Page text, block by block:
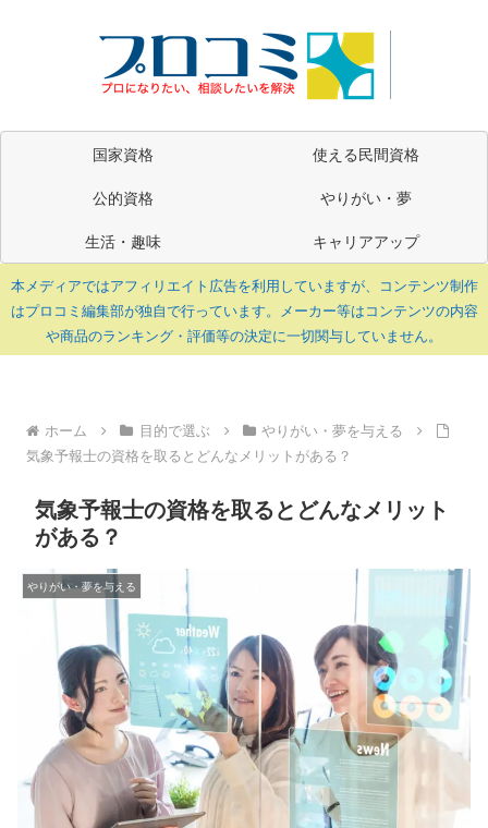
国家資格
使える民間資格
公的資格
やりがい・夢
生活・趣味
キャリアアップ
本メディアではアフィリエイト広告を利用していますが、コンテンツ制作
はプロコミ編集部が独自で行っています。メーカー等はコンテンツの内容
や商品のランキング・評価等の決定に一切関与していません。
ホーム 目的で選ぶ
やりがい・夢を与える
気象予報士の資格を取るとどんなメリットがある？
気象予報士の資格を取るとどんなメリット
がある？
やりがい・夢を与える